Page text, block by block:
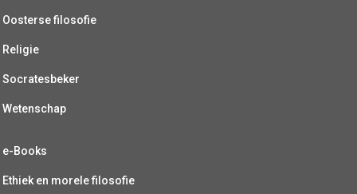
Oosterse filosofie
Religie
Socratesbeker
Wetenschap
e-Books
Ethiek en morele filosofie